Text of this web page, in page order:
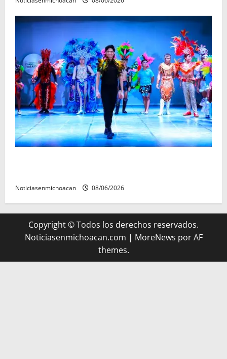
Noticiasenmichoacan 08/06/2026
Copyright © Todos los derechos reservados.
Noticiasenmichoacan.com | MoreNews por AF
themes.